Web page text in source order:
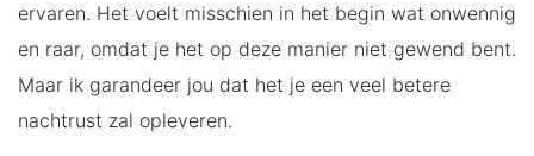
ervaren. Het voelt misschien in het begin wat onwennig
en raar, omdat je het op deze manier niet gewend bent.
Maar ik garandeer jou dat het je een veel betere
nachtrust zal opleveren.